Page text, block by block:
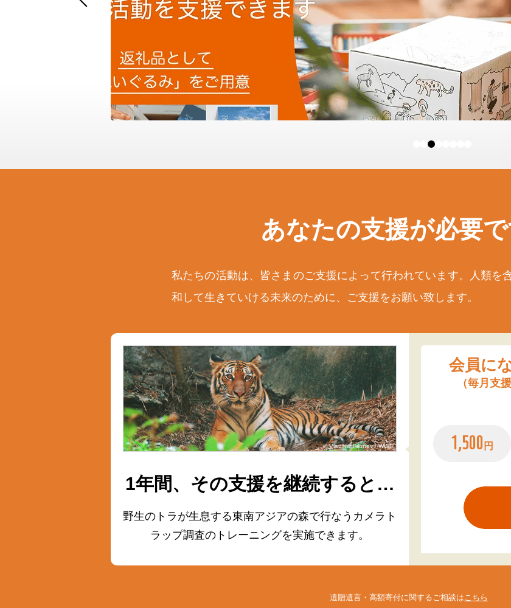
あなたの支援が必要で
私たちの活動は、皆さまのご支援によって行われています。人類を
和して生きていける未来のために、ご支援をお願い致します。
© Vladimir Filonov / WWF
1年間、その支援を継続すると…
野生のトラが生息する東南アジアの森で行なう カメラト
ラップ調査の トレーニングを実施できます。
会員に
（毎月支援
1,500 円
遺贈遺言・高額寄付に関するご相談はこちら